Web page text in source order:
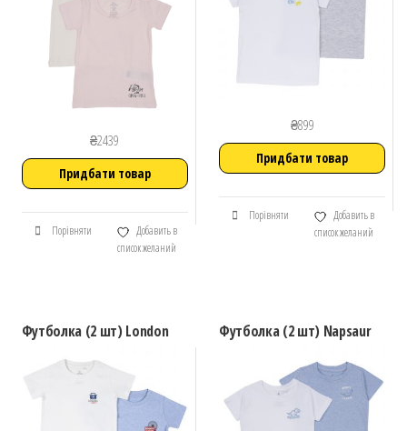
₴2439
Придбати товар
Порівняти
Добавить в
список желаний
₴899
Придбати товар
Порівняти
Добавить в
список желаний
Футболка (2 шт) London Футболка (2 шт) Napsaur